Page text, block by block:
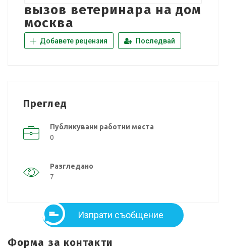
вызов ветеринара на дом
москва
Добавете рецензия Последвай
Преглед
Публикувани работни места
0
Разгледано
7
Изпрати съобщение
Форма за контакти